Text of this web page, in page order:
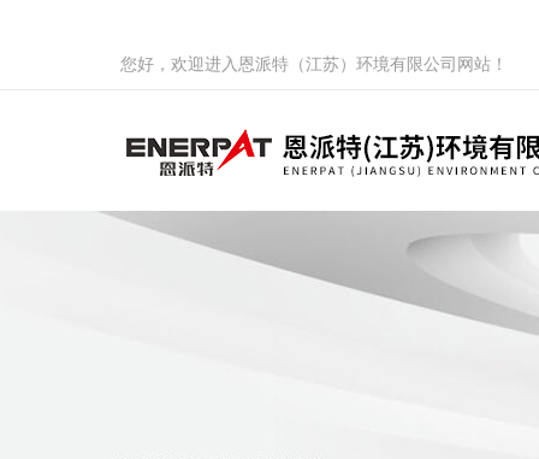
您好，欢迎进入恩派特（江苏）环境有限公司网站！